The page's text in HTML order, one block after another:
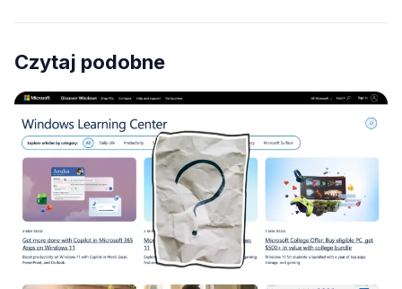
Czytaj podobne